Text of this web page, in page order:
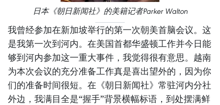
日本《朝日新闻社》的美籍记者Parker Walton
我曾经参加在新加坡举行的第一次朝美首脑会议。这
是我第一次到河内。在美国首都华盛顿工作并今日能
够到河内参加这一重大事件，我觉得很有意思。越南
为本次会议的充分准备工作真是喜出望外的，因为你
们的准备时间很短。在《朝日新闻社》常驻河内分社
外边，我满目全是“握手”背景横幅标语，到处摆满鲜